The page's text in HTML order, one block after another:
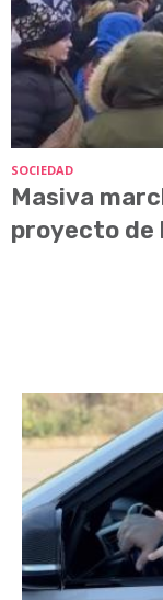
SOCIEDAD
Masiva
proyecto de